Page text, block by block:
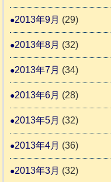
2013年9月 (29)
2013年8月 (32)
2013年7月 (34)
2013年6月 (28)
2013年5月 (32)
2013年4月 (36)
2013年3月 (32)